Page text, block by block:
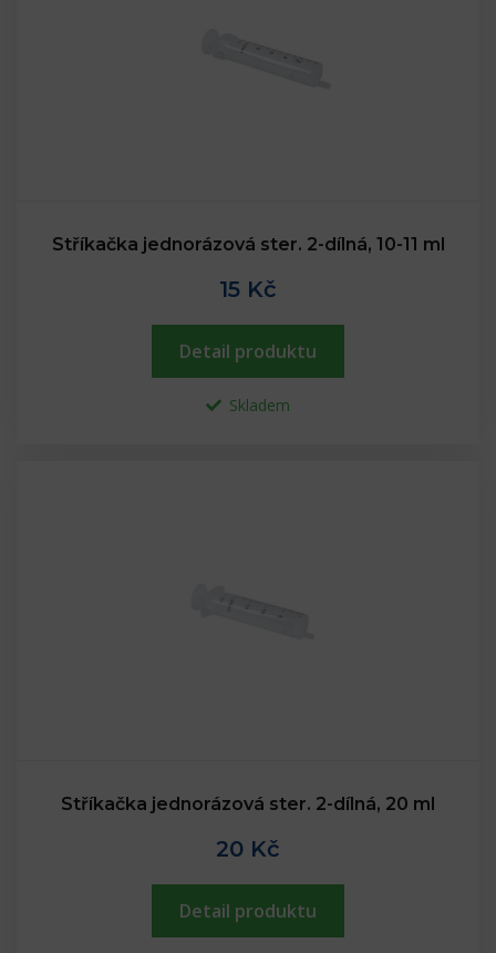
Stříkačka jednorázová ster. 2-dílná, 10-11 ml
15 Kč
Detail produktu
Skladem
Stříkačka jednorázová ster. 2-dílná, 20 ml
20 Kč
Detail produktu